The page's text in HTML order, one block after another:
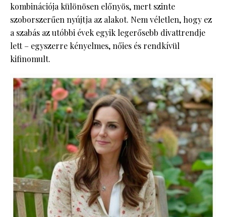
kombinációja különösen előnyös, mert szinte
szoborszerűen nyújtja az alakot. Nem véletlen, hogy ez
a szabás az utóbbi évek egyik legerősebb divattrendje
lett – egyszerre kényelmes, nőies és rendkívül
kifinomult.